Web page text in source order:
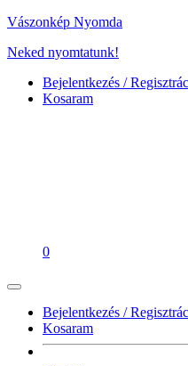
Vászonkép Nyomda
Neked nyomtatunk!
Bejelentkezés /
Kosaram
0
Bejelentkezés /
Kosaram